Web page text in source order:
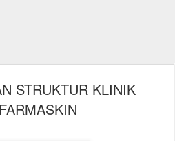
STRUKTUR KLINIK
FARMASKIN